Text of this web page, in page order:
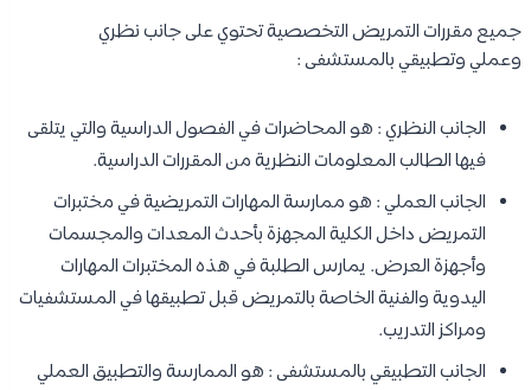
جميع مقررات التمريض التخصصية تحتوي على جانب نظري
وعملي وتطبيقي بالمستشفى :
الجانب النظري : هو المحاضرات في الفصول الدراسية والتي يتلقى
فيها الطالب المعلومات النظرية من المقررات الدراسية.
الجانب العملي : هو ممارسة المهارات التمريضية في مختبرات
التمريض داخل الكلية المجهزة بأحدث المعدات والمجسمات
وأجهزة العرض. يمارس الطلبة في هذه المختبرات المهارات
اليدوية والفنية الخاصة بالتمريض قبل تطبيقها في المستشفيات
ومراكز التدريب.
الجانب التطبيقي بالمستشفى : هو الممارسة والتطبيق العملي